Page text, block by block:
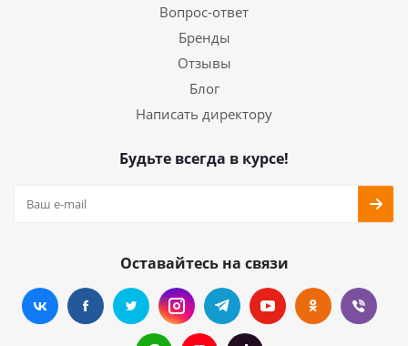
Вопрос-ответ
Бренды
Отзывы
Блог
Написать директору
Будьте всегда в курсе!
Оставайтесь на связи